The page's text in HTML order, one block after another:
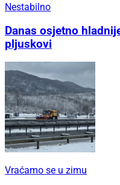
Nestabilno
Danas osjetno
pljuskovi
Vraćamo se u zimu